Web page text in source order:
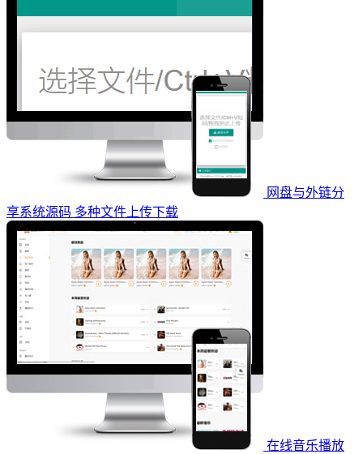
网盘与外链分
享系统源码 多种文件上传下载
在线音乐播放